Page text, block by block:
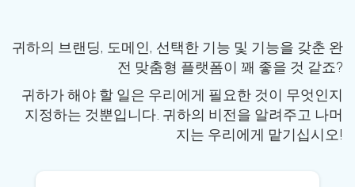
귀하의 브랜딩, 도메인, 선택한 기능 및 기능을 갖춘 완
전 맞춤형 플랫폼이 꽤 좋을 것 같죠?
귀하가 해야 할 일은 우리에게 필요한 것이 무엇인지
지정하는 것뿐입니다. 귀하의 비전을 알려주고 나머
지는 우리에게 맡기십시오!